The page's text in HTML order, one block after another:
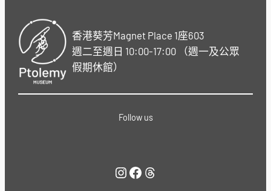
香港葵芳Magnet Place 1座603
週二至週日 10:00-17:00 （週一及公眾
假期休館）
Follow us
Instagram Facebook Threads